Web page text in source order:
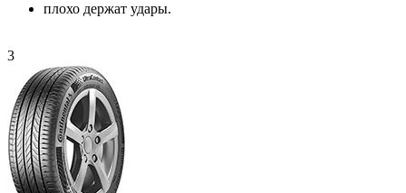
плохо держат удары.
3